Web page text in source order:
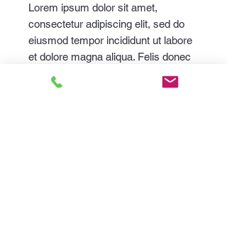
Lorem ipsum dolor sit amet,
consectetur adipiscing elit, sed do
eiusmod tempor incididunt ut labore
et dolore magna aliqua. Felis donec
et odio pellentesque diam volutpat
commodo sed egestas. Diam